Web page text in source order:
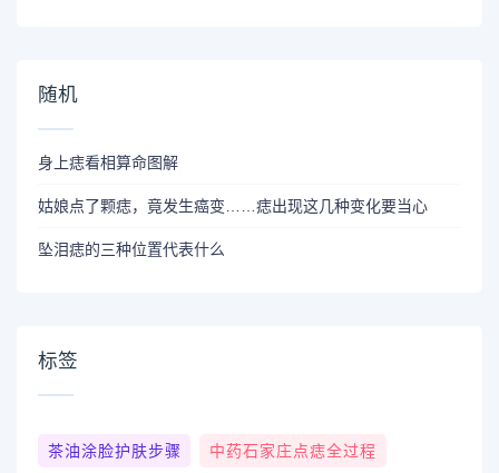
随机
身上痣看相算命图解
姑娘点了颗痣，竟发生癌变……痣出现这几种变化要当心
坠泪痣的三种位置代表什么
标签
茶油涂脸护肤步骤 中药石家庄点痣全过程